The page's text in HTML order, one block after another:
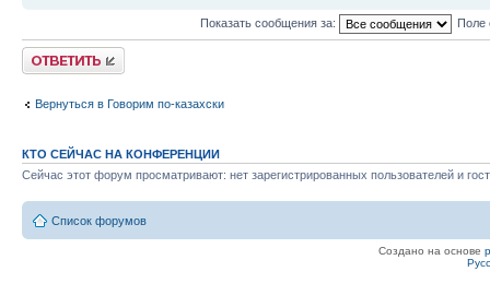
Показать сообщения за: Поле
Ответить
Вернуться в Говорим по-казахски
КТО СЕЙЧАС НА КОНФЕРЕНЦИИ
Сейчас этот форум просматривают: нет зарегистрированных пользователей и
Список форумов
Создано на основе